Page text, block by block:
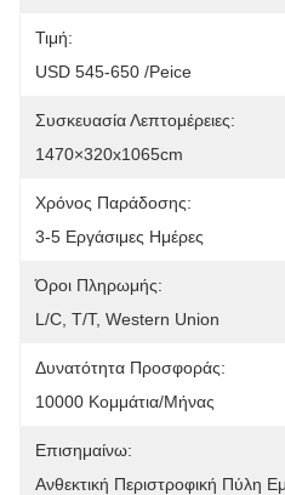
Τιμή:
USD 545-650 /Peice
Συσκευασία Λεπτομέρειες:
1470×320x1065cm
Χρόνος Παράδοσης:
3-5 Εργάσιμες Ημέρες
Όροι Πληρωμής:
L/C, T/T, Western Union
Δυνατότητα Προσφοράς:
10000 Κομμάτια/μήνας
Επισημαίνω:
Ανθεκτική Περιστροφική Πύλη